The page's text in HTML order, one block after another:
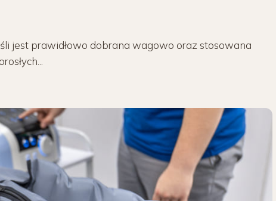
jest prawidłowo dobrana wagowo oraz stosowana